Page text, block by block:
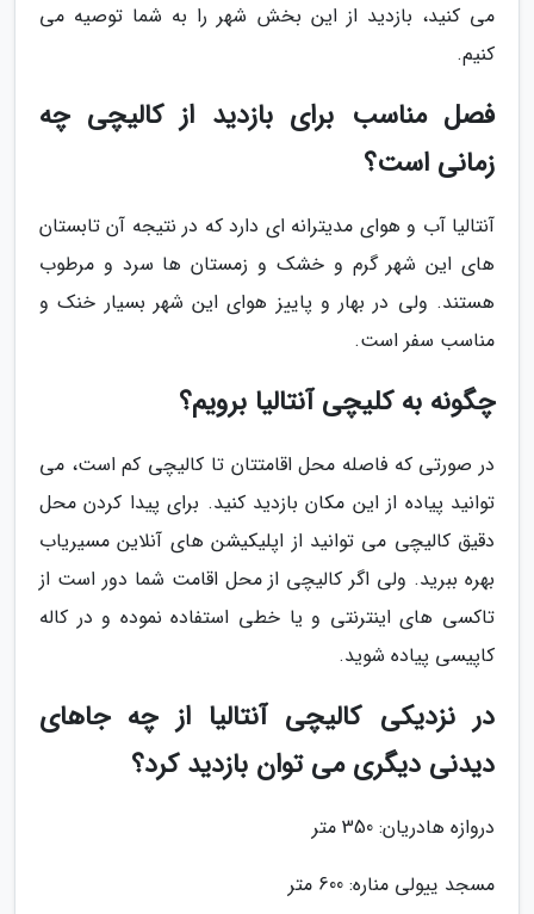
می کنید، بازدید از این بخش شهر را به شما توصیه می
کنیم.
فصل مناسب برای بازدید از کالیچی چه
زمانی است؟
آنتالیا آب و هوای مدیترانه ای دارد که در نتیجه آن تابستان
های این شهر گرم و خشک و زمستان ها سرد و مرطوب
هستند. ولی در بهار و پاییز هوای این شهر بسیار خنک و
مناسب سفر است.
چگونه به کلیچی آنتالیا برویم؟
در صورتی که فاصله محل اقامتتان تا کالیچی کم است، می
توانید پیاده از این مکان بازدید کنید. برای پیدا کردن محل
دقیق کالیچی می توانید از اپلیکیشن های آنلاین مسیریاب
بهره ببرید. ولی اگر کالیچی از محل اقامت شما دور است از
تاکسی های اینترنتی و یا خطی استفاده نموده و در کاله
کاپیسی پیاده شوید.
در نزدیکی کالیچی آنتالیا از چه جاهای
دیدنی دیگری می توان بازدید کرد؟
دروازه هادریان: 350 متر
مسجد ییولی مناره: 600 متر